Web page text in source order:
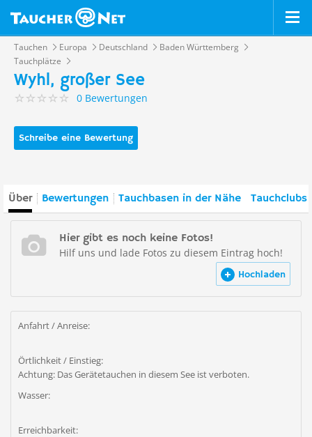
Tauchen Europa Deutschland
Baden Württemberg
Tauchplätze
Wyhl, großer See
0 Bewertungen
Schreibe eine Bewertung
Über Bewertungen Tauchbasen in der Nähe Tauchclubs
Hier gibt es noch keine Fotos!
Hilf uns und lade Fotos zu diesem Eintrag hoch!
Hochladen
Anfahrt / Anreise:
Örtlichkeit / Einstieg:
Achtung: Das Gerätetauchen in diesem See ist verboten.
Wasser:
Erreichbarkeit: